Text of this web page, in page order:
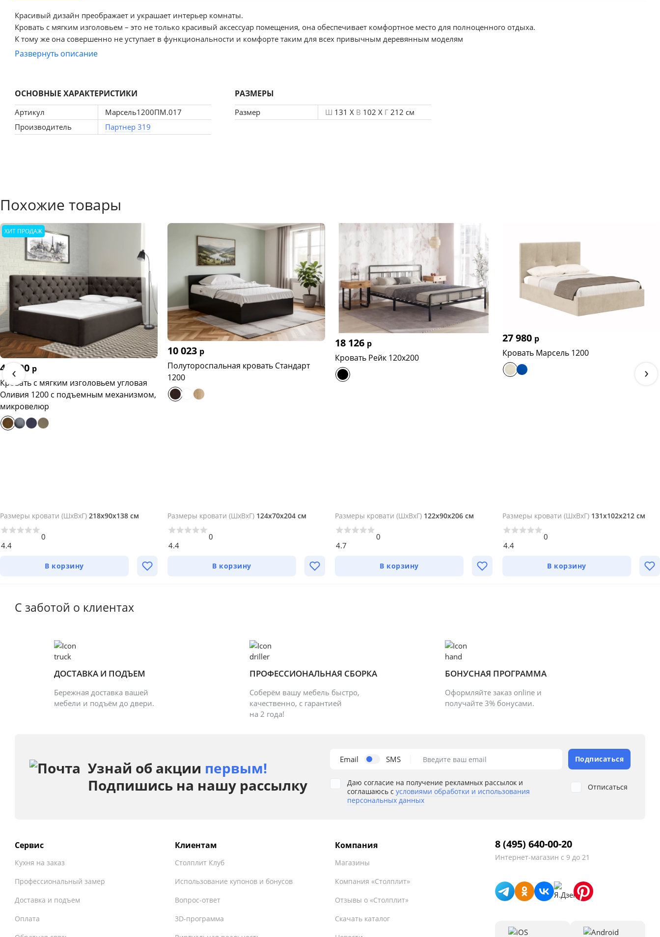
Красивый дизайн преображает и украшает интерьер комнаты.
Кровать с мягким изголовьем – это не только красивый аксессуар помещения, она обеспечивает комфортное место для полноценного отдыха.
К тому же она совершенно не уступает в функциональности и комфорте таким для всех привычным деревянным моделям
Кровать имеет нишу для хранения разных вещей, это очень удобно, если пространство в комнате не дает возможность поставить
Развернуть описание
ОСНОВНЫЕ ХАРАКТЕРИСТИКИ
Артикул
Марсель1200ПМ.017
Производитель
Партнер 319
РАЗМЕРЫ
Размер Ш 131 X В 102 X Г 212 см
Похожие товары
ХИТ ПРОДАЖ
44 600 р
Кровать с мягким изголовьем угловая
Оливия 1200 с подъемным механизмом,
микровелюр
Размеры кровати (ШхВхГ) 218х90х138 см
4.4
0
В корзину
10 023 р
Полутороспальная кровать Стандарт
1200
Размеры кровати (ШхВхГ) 124х70х204 см
4.4
0
В корзину
18 126 р
Кровать Рейк 120х200
Размеры кровати (ШхВхГ) 122х90х206 см
4.7
0
В корзину
27 980 р
Кровать Марсель 1200
Размеры кровати (ШхВхГ) 131х102х212 см
4.4
0
В корзину
‹ ›
С заботой о клиентах
ДОСТАВКА И ПОДЪЕМ
Бережная доставка вашей
мебели и подъём до двери.
ПРОФЕССИОНАЛЬНАЯ СБОРКА
Соберём вашу мебель быстро,
качественно, с гарантией
на 2 года!
БОНУСНАЯ ПРОГРАММА
Оформляйте заказ online и
получайте 3% бонусами.
Узнай об акции первым!
Подпишись на нашу рассылку
Email SMS Введите ваш email Подписаться
Даю согласие на получение рекламных рассылок и
соглашаюсь с условиями обработки и использования
персональных данных
Отписаться
Сервис
Кухня на заказ
Профессиональный замер
Доставка и подъем
Оплата
Клиентам
Столплит Клуб
Использование купонов и бонусов
Вопрос-ответ
3D-программа
Компания
Магазины
Компания «Столплит»
Отзывы о «Столплит»
Скачать каталог
8 (495) 640-00-20
Интернет-магазин с 9 до 21